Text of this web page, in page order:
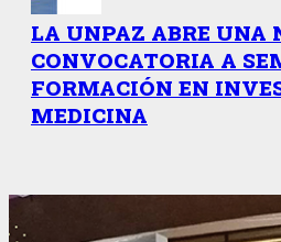
LA UNPAZ ABRE UNA
CONVOCATORIA A
FORMACIÓN EN
MEDICINA